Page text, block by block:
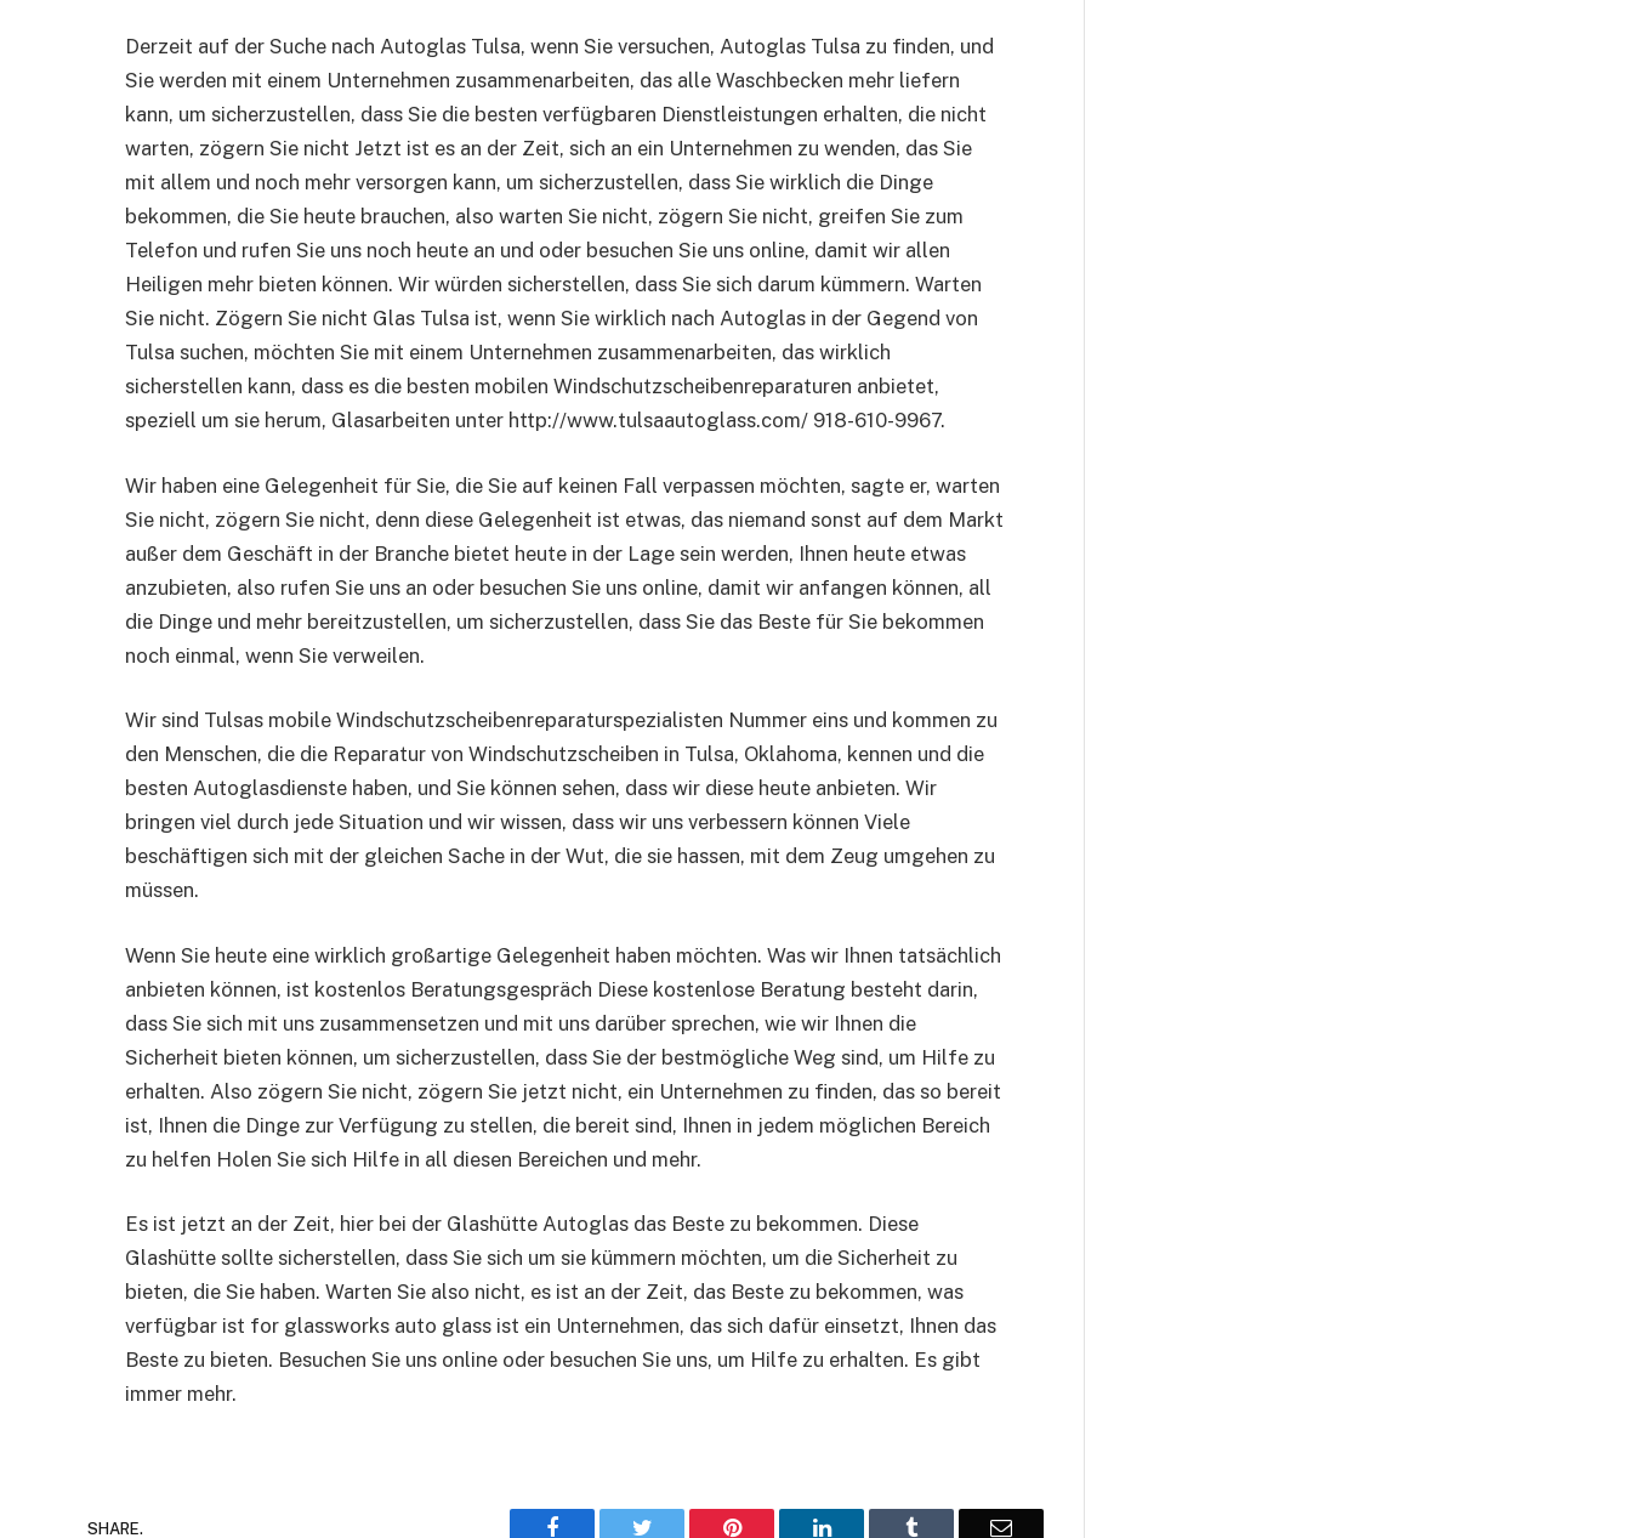
Derzeit auf der Suche nach Autoglas Tulsa, wenn Sie versuchen, Autoglas Tulsa zu finden, und
Sie werden mit einem Unternehmen zusammenarbeiten, das alle Waschbecken mehr liefern
kann, um sicherzustellen, dass Sie die besten verfügbaren Dienstleistungen erhalten, die nicht
warten, zögern Sie nicht Jetzt ist es an der Zeit, sich an ein Unternehmen zu wenden, das Sie
mit allem und noch mehr versorgen kann, um sicherzustellen, dass Sie wirklich die Dinge
bekommen, die Sie heute brauchen, also warten Sie nicht, zögern Sie nicht, greifen Sie zum
Telefon und rufen Sie uns noch heute an und oder besuchen Sie uns online, damit wir allen
Heiligen mehr bieten können. Wir würden sicherstellen, dass Sie sich darum kümmern. Warten
Sie nicht. Zögern Sie nicht Glas Tulsa ist, wenn Sie wirklich nach Autoglas in der Gegend von
Tulsa suchen, möchten Sie mit einem Unternehmen zusammenarbeiten, das wirklich
sicherstellen kann, dass es die besten mobilen Windschutzscheibenreparaturen anbietet,
speziell um sie herum, Glasarbeiten unter http://www.tulsaautoglass.com/ 918-610-9967.
Wir haben eine Gelegenheit für Sie, die Sie auf keinen Fall verpassen möchten, sagte er, warten
Sie nicht, zögern Sie nicht, denn diese Gelegenheit ist etwas, das niemand sonst auf dem Markt
außer dem Geschäft in der Branche bietet heute in der Lage sein werden, Ihnen heute etwas
anzubieten, also rufen Sie uns an oder besuchen Sie uns online, damit wir anfangen können, all
die Dinge und mehr bereitzustellen, um sicherzustellen, dass Sie das Beste für Sie bekommen
noch einmal, wenn Sie verweilen.
Wir sind Tulsas mobile Windschutzscheibenreparaturspezialisten Nummer eins und kommen zu
den Menschen, die die Reparatur von Windschutzscheiben in Tulsa, Oklahoma, kennen und die
besten Autoglasdienste haben, und Sie können sehen, dass wir diese heute anbieten. Wir
bringen viel durch jede Situation und wir wissen, dass wir uns verbessern können Viele
beschäftigen sich mit der gleichen Sache in der Wut, die sie hassen, mit dem Zeug umgehen zu
müssen.
Wenn Sie heute eine wirklich großartige Gelegenheit haben möchten. Was wir Ihnen tatsächlich
anbieten können, ist kostenlos Beratungsgespräch Diese kostenlose Beratung besteht darin,
dass Sie sich mit uns zusammensetzen und mit uns darüber sprechen, wie wir Ihnen die
Sicherheit bieten können, um sicherzustellen, dass Sie der bestmögliche Weg sind, um Hilfe zu
erhalten. Also zögern Sie nicht, zögern Sie jetzt nicht, ein Unternehmen zu finden, das so bereit
ist, Ihnen die Dinge zur Verfügung zu stellen, die bereit sind, Ihnen in jedem möglichen Bereich
zu helfen Holen Sie sich Hilfe in all diesen Bereichen und mehr.
Es ist jetzt an der Zeit, hier bei der Glashütte Autoglas das Beste zu bekommen. Diese
Glashütte sollte sicherstellen, dass Sie sich um sie kümmern möchten, um die Sicherheit zu
bieten, die Sie haben. Warten Sie also nicht, es ist an der Zeit, das Beste zu bekommen, was
verfügbar ist for glassworks auto glass ist ein Unternehmen, das sich dafür einsetzt, Ihnen das
Beste zu bieten. Besuchen Sie uns online oder besuchen Sie uns, um Hilfe zu erhalten. Es gibt
immer mehr.
SHARE. Facebook Twitter Pinterest LinkedIn Tumblr Email